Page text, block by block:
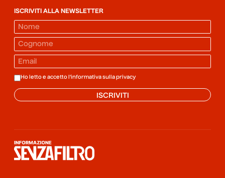
ISCRIVITI ALLA NEWSLETTER
Ho letto e accetto l'informativa sulla privacy
ISCRIVITI